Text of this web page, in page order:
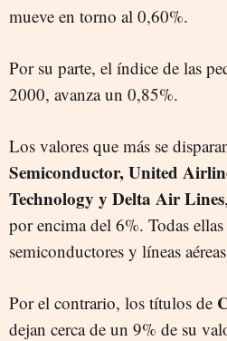
mueve en torno al 0,60%.
Por su parte, el índice de las
2000, avanza un 0,85%.
Los valores que más se
Semiconductor, United
Technology y Delta Air Lines
por encima del 6%. Todas
semiconductores y líneas
Por el contrario, los títulos de
dejan cerca de un 9% de su